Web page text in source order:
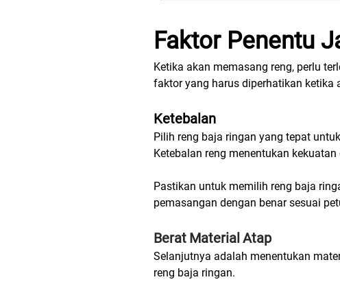
Faktor Penentu
Ketika akan memasang reng, perlu
faktor yang harus diperhatikan ketika
Ketebalan
Pilih reng baja ringan yang tepat
Ketebalan reng menentukan
Pastikan untuk memilih reng baja
pemasangan dengan benar sesuai
Berat Material Atap
Selanjutnya adalah menentukan
reng baja ringan.